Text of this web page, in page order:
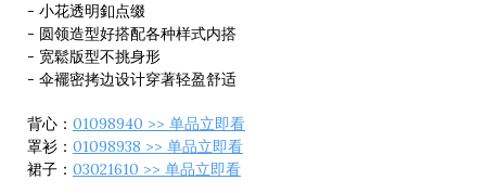
- 小花透明釦点缀
- 圆领造型好搭配各种样式内搭
- 宽鬆版型不挑身形
- 伞襬密拷边设计穿著轻盈舒适
背心： 01098940 >> 单品立即看
罩衫： 01098938 >> 单品立即看
裙子： 03021610 >> 单品立即看